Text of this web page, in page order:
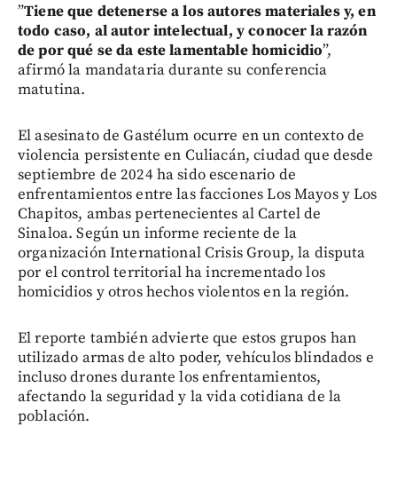
”Tiene que detenerse a los autores materiales y, en
todo caso, al autor intelectual, y conocer la razón
de por qué se da este lamentable homicidio”,
afirmó la mandataria durante su conferencia
matutina.
El asesinato de Gastélum ocurre en un contexto de
violencia persistente en Culiacán, ciudad que desde
septiembre de 2024 ha sido escenario de
enfrentamientos entre las facciones Los Mayos y Los
Chapitos, ambas pertenecientes al Cartel de
Sinaloa. Según un informe reciente de la
organización International Crisis Group, la disputa
por el control territorial ha incrementado los
homicidios y otros hechos violentos en la región.
El reporte también advierte que estos grupos han
utilizado armas de alto poder, vehículos blindados e
incluso drones durante los enfrentamientos,
afectando la seguridad y la vida cotidiana de la
población.